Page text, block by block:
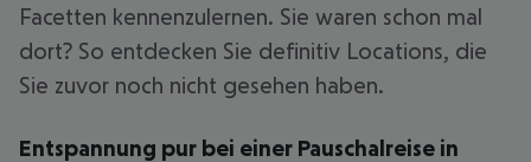
Facetten kennenzulernen. Sie waren schon mal
dort? So entdecken Sie definitiv Locations, die
Sie zuvor noch nicht gesehen haben.
Entspannung pur bei einer Pauschalreise in